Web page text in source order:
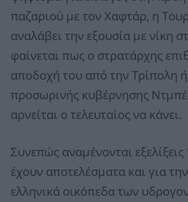
παζαριού με τον Χαφτάρ, η
αναλάβει την εξουσία με νίκη
φαίνεται πως ο στρατάρχης
αποδοχή του από την Τρίπολη
προσωρινής κυβέρνησης
αρνείται ο τελευταίος να κάνει.
Συνεπώς αναμένονται
έχουν αποτελέσματα και για
ελληνικά οικόπεδα των